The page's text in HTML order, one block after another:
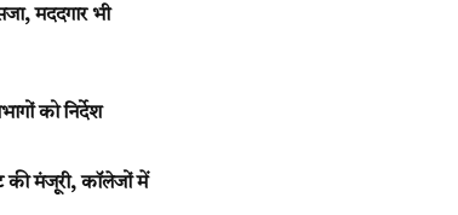
मददगार भी
को निर्देश
की मंजूरी, कॉलेजों में